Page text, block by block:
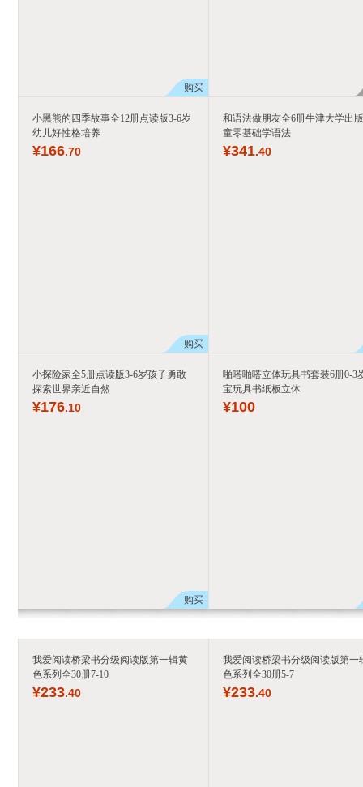
购买
小黑熊的四季故事全12册点读版3-6岁
幼儿好性格培养
¥166.70
购买
和语法做朋友全6册牛津大学出
童零基础学语法
¥341.40
小探险家全5册点读版3-6岁孩子勇敢
探索世界亲近自然
¥176.10
购买
啪嗒啪嗒立体玩具书套装6册0-3
宝玩具书纸板立体
¥100
我爱阅读桥梁书分级阅读版第一辑黄
色系列全30册7-10
¥233.40
我爱阅读桥梁书分级阅读版第一
色系列全30册5-7
¥233.40